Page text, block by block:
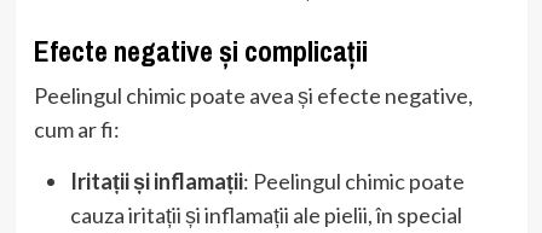
Efecte negative și complicații
Peelingul chimic poate avea și efecte negative,
cum ar fi:
Iritații și inflamații: Peelingul chimic poate
cauza iritații și inflamații ale pielii, în special